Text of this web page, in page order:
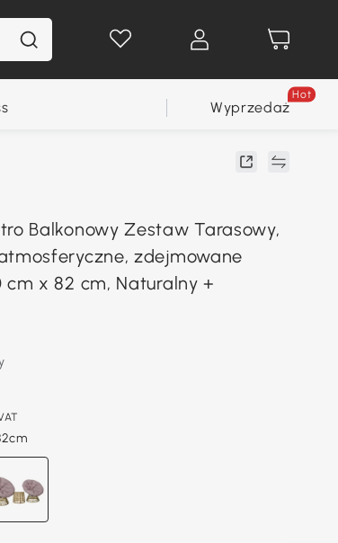
Wyprzedaż
Hot
Balkonowy Zestaw Tarasowy,
zdejmowane
x 82 cm, Naturalny +